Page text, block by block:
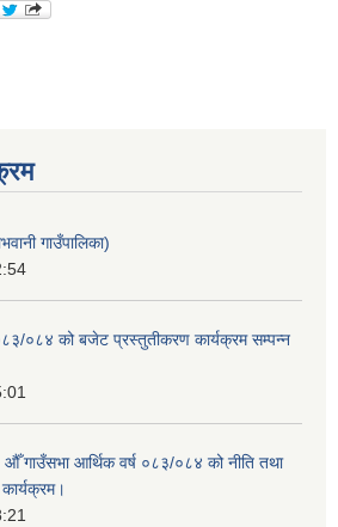
गाउँपालिका)
०८४ को बजेट प्रस्तुतीकरण कार्यक्रम सम्पन्न
औँ गाउँसभा आर्थिक वर्ष ०८३/०८४ को नीति तथा